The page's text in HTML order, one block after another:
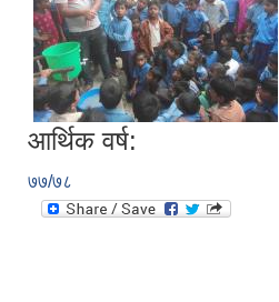
आर्थिक वर्ष:
७७/७८